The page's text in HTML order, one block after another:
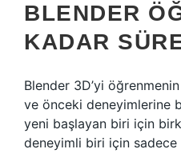
BLENDER
KADAR
Blender 3D’yi
ve önceki deneyimlerine
yeni başlayan biri için
deneyimli biri için